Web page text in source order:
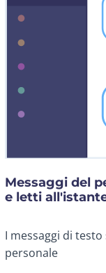
Messaggi del
e letti
I messaggi di
personale